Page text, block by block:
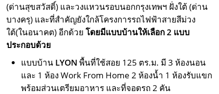
(ด่านสุขสวัสดิ์) และวงแหวนรอบนอกกรุงเทพฯ ฝั่งใต้ (ด่าน
บางครุ) และที่สำคัญยังใกล้โครงการรถไฟฟ้าสายสีม่วง
ใต้(ในอนาคต) อีกด้วยโดยมีแบบบ้านให้เลือก2 แบบ
ประกอบด้วย
แบบบ้าน LYONพื้นที่ใช้สอย 125 ตร.ม. มี 3 ห้องนอน
และ 1 ห้อง Work From Home 2 ห้องน้ำ 1 ห้องรับแขก
พร้อมส่วนเตรียมอาหาร และที่จอดรถ 2 คัน